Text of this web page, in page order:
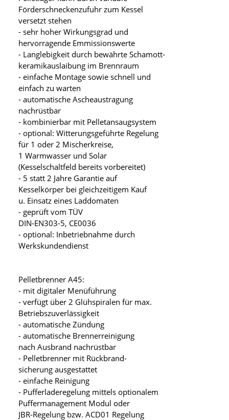
Förderschneckenzufuhr zum Kessel
versetzt stehen
- sehr hoher Wirkungsgrad und
hervorragende Emmissionswerte
- Langlebigkeit durch bewährte Schamott-
keramikauslaibung im Brennraum
- einfache Montage sowie schnell und
einfach zu warten
- automatische Ascheaustragung
nachrüstbar
- kombinierbar mit Pelletansaugsystem
- optional: Witterungsgeführte Regelung
für 1 oder 2 Mischerkreise,
1 Warmwasser und Solar
(Kesselschaltfeld bereits vorbereitet)
- 5 statt 2 Jahre Garantie auf
Kesselkörper bei gleichzeitigem Kauf
u. Einsatz eines Laddomaten
- geprüft vom TÜV
DIN-EN303-5, CE0036
- optional: Inbetriebnahme durch
Werkskundendienst
Pelletbrenner A45:
- mit digitaler Menüführung
- verfügt über 2 Glühspiralen für max.
Betriebszuverlässigkeit
- automatische Zündung
- automatische Brennerreinigung
nach Ausbrand nachrüstbar
- Pelletbrenner mit Rückbrand-
sicherung ausgestattet
- einfache Reinigung
- Pufferladeregelung mittels optionalem
Puffermanagement Modul oder
JBR-Regelung bzw. ACD01 Regelung